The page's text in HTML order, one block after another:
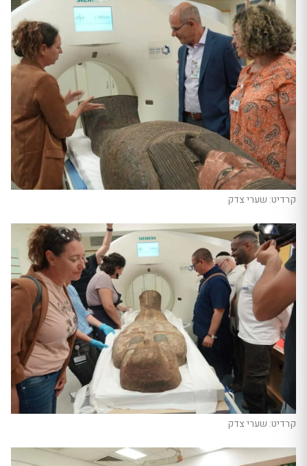
קרדיט: שערי צדק
קרדיט: שערי צדק